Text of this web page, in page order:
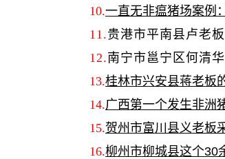
10.一直无非瘟猪场案例
11.贵港市平南县卢老
12.南宁市邕宁区何清
13.桂林市兴安县蒋老板
14.广西第一个发生非洲
15.贺州市富川县义老板
16.柳州市柳城县这个30